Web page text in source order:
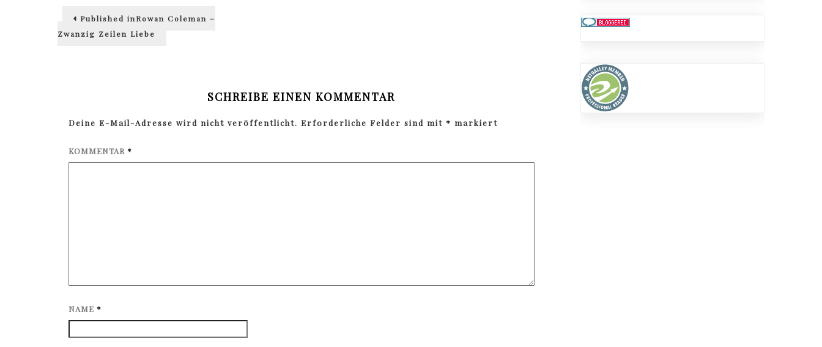
Beitragsnavigation
Published inRowan Coleman –
Zwanzig Zeilen Liebe
SCHREIBE EINEN KOMMENTAR
Deine E-Mail-Adresse wird nicht veröffentlicht. Erforderliche Felder sind mit * markiert
KOMMENTAR *
NAME *